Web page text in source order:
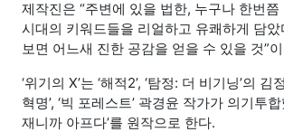
제작진은 “주변에 있을 법한, 누구나 한번쯤
시대의 키워드들을 리얼하고 유쾌하게 담
보면 어느새 진한 공감을 얻을 수 있을 것”
‘위기의 X’는 ‘해적2’, ‘탐정: 더 비기닝’의 김
혁명’, ‘빅 포레스트’ 곽경윤 작가가 의기투
재니까 아프다’를 원작으로 한다.